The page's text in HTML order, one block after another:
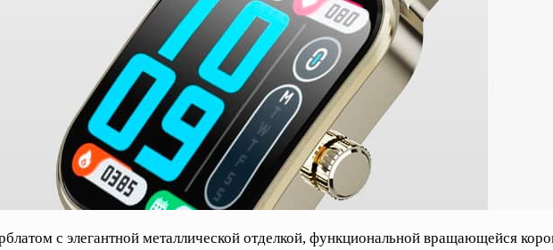
с элегантной металлической отделкой, функциональной вращающейся